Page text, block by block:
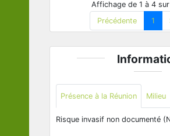
Affichage de 1 à 4
Précédente
1
Présence à la Réunion Milieu
Risque invasif non documenté